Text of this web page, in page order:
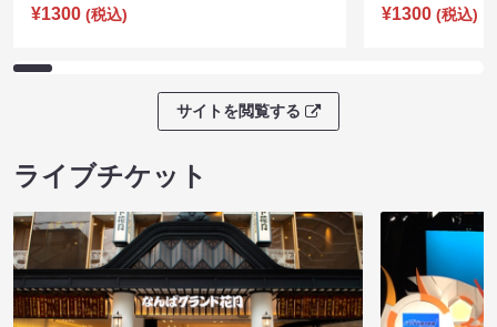
¥1300 (税込)
¥1300 (税込)
サイトを閲覧する
ライブチケット